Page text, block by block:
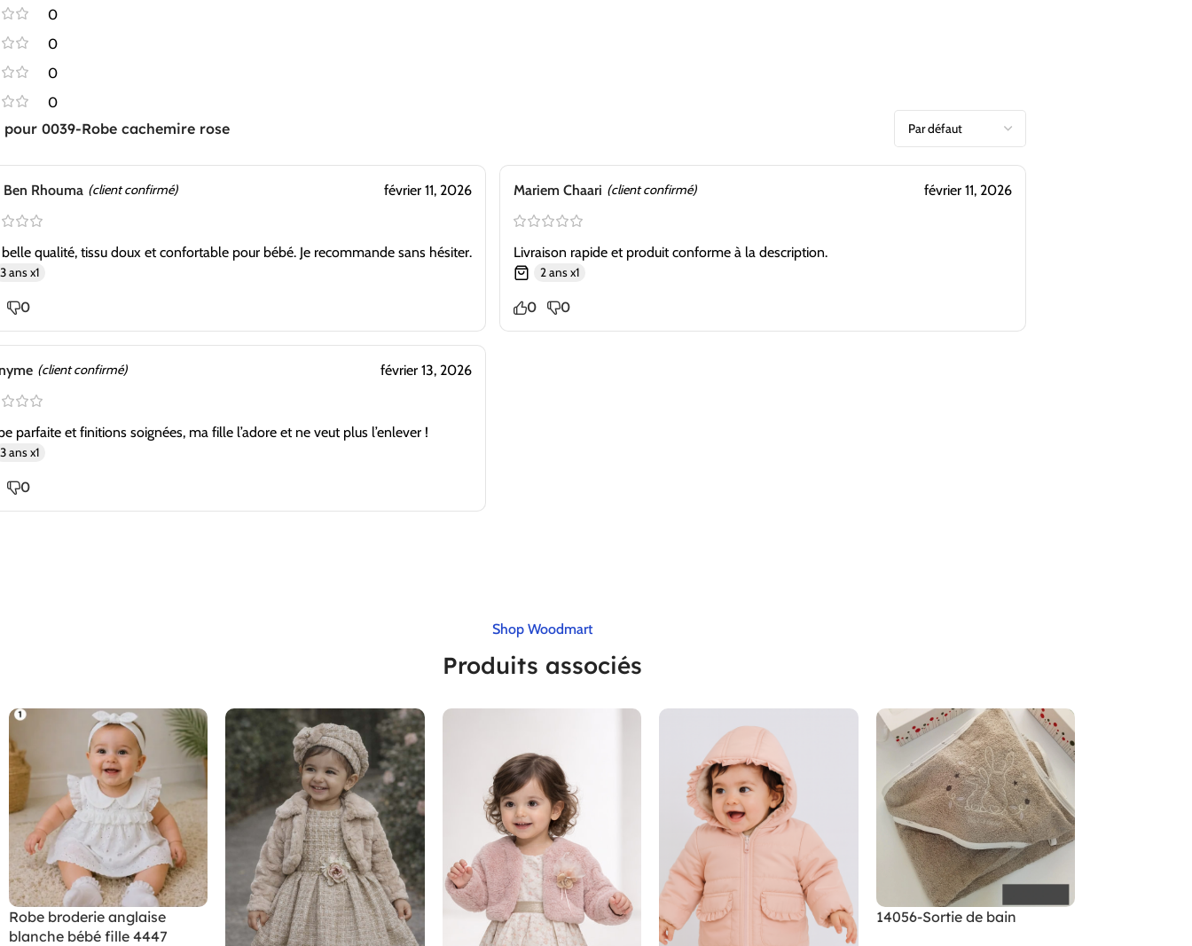
0
0
0
0
pour0039-Robe cachemire rose
Ben Rhouma (client confirmé) février 11, 2026
belle qualité, tissu doux et confortable pour bébé. Je recommande sans hésiter.
3 ans x1
0
Mariem Chaari (client confirmé) février 11, 2026
Livraison rapide et produit conforme à la description.
2 ans x1
0 0
(client confirmé) février 13, 2026
parfaite et finitions soignées, ma fille l’adore et ne veut plus l’enlever !
3 ans x1
0
Shop Woodmart
Produits associés
Robe broderie anglaise
blanche bébé fille 4447
14056-Sortie de bain